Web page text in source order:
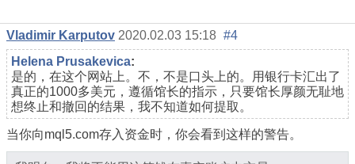
Vladimir Karputov 2020.02.03 15:18 #4
Helena Prusakevica:
是的，在这个网站上。不，不是口头上的。用银行卡汇出了
真正的1000多美元，遵循馆长的指示，只要馆长厚颜无耻地
想终止和撤回的结果，我不知道如何提取。
当你向mql5.com存入资金时，你会看到这样的警告。